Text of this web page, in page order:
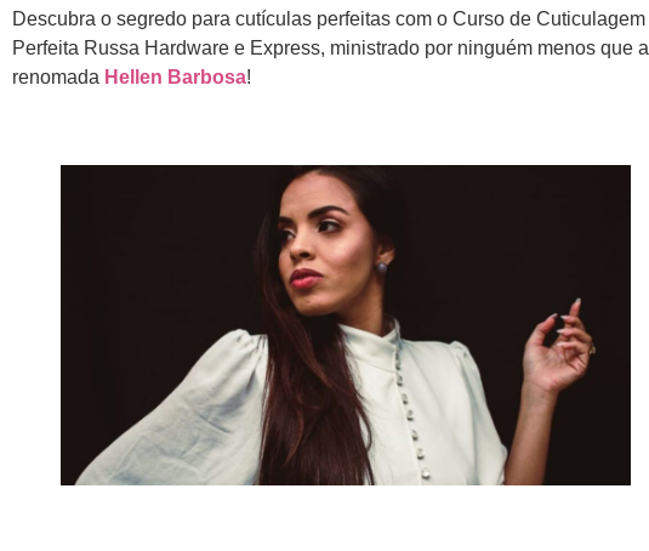
Descubra o segredo para cutículas perfeitas com o Curso de Cuticulagem
Perfeita Russa Hardware e Express, ministrado por ninguém menos que a
renomada Hellen Barbosa!